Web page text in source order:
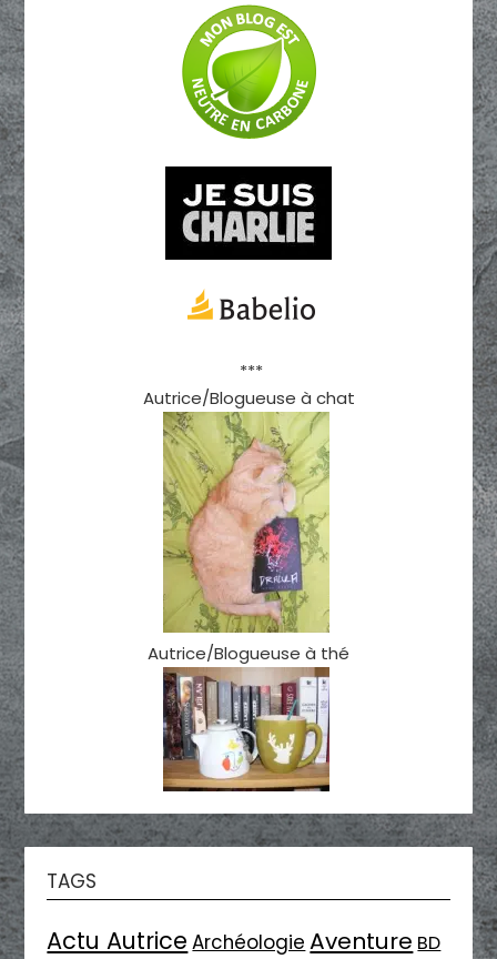
***
Autrice/Blogueuse à chat
Autrice/Blogueuse à thé
TAGS
Actu Autrice Archéologie Aventure BD